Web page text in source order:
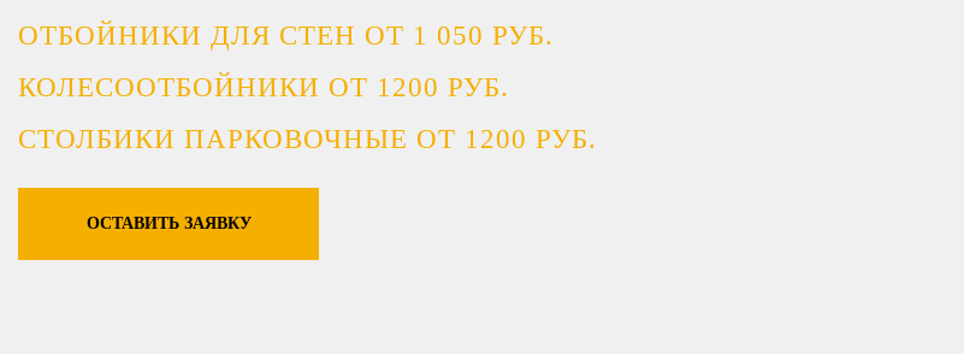
ОТБОЙНИКИ ДЛЯ СТЕН ОТ 1 050 РУБ.
КОЛЕСООТБОЙНИКИ ОТ 1200 РУБ.
СТОЛБИКИ ПАРКОВОЧНЫЕ ОТ 1200 РУБ.
ОСТАВИТЬ ЗАЯВКУ